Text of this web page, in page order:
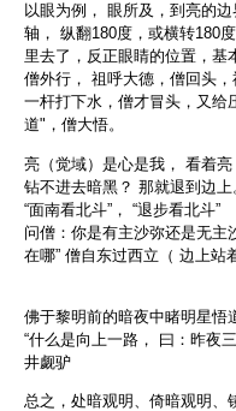
以眼为例， 眼所及，到亮的
轴， 纵翻180度，或横转180
里去了，反正眼睛的位置，基
僧外行， 祖呼大德，僧回头，
一杆打下水，僧才冒头，又给
道"，僧大悟。
亮（觉域）是心是我， 看着亮
钻不进去暗黑？ 那就退到边上
“面南看北斗”， “退步看北斗”
问僧：你是有主沙弥还是无主
在哪” 僧自东过西立（ 边上站
佛于黎明前的暗夜中睹明星悟
“什么是向上一路， 曰：昨夜
井觑驴
总之，处暗观明、倚暗观明、